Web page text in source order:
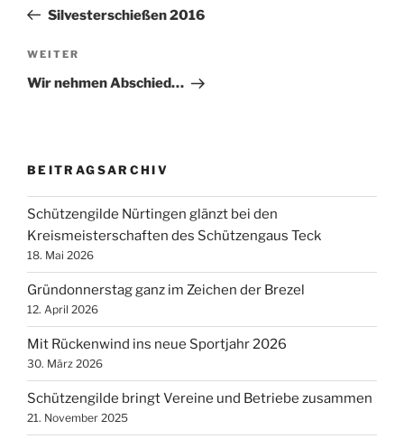
Beitrag
Silvesterschießen 2016
Nächster
Beitrag
WEITER
Wir nehmen Abschied…
BEITRAGSARCHIV
Schützengilde Nürtingen glänzt bei den
Kreismeisterschaften des Schützengaus Teck
18. Mai 2026
Gründonnerstag ganz im Zeichen der Brezel
12. April 2026
Mit Rückenwind ins neue Sportjahr 2026
30. März 2026
Schützengilde bringt Vereine und Betriebe zusammen
21. November 2025